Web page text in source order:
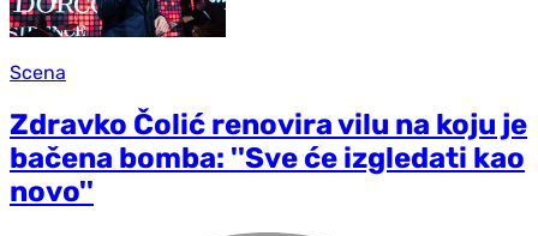
Scena
Zdravko Čolić renovira vilu na koju je
bačena bomba: ''Sve će izgledati kao
novo''